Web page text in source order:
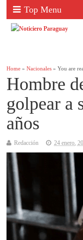
Top Menu
Home »Nacionales » You are
Hombre
golpear a
años
Redacción 24 enero,